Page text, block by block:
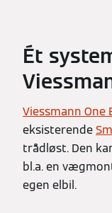
Ét
Viessmann One
eksisterende
trådløst. Den
bl.a. en
egen elbil.